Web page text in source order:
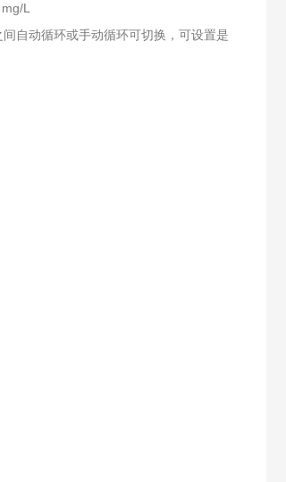
L
自动循环或手动循环可切换，可设置是